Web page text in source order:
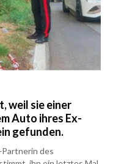
weil sie einer
Auto ihres Ex-
gefunden.
Partnerin des